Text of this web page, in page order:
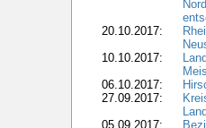
20.10.2017:
10.10.2017:
06.10.2017:
27.09.2017:
05.09.2017: